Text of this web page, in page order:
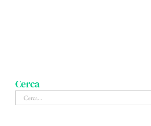
Cerca
Cerca
per: